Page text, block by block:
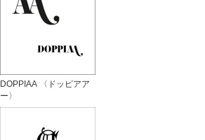
DOPPIAA 〈ドッピアア
ー〉